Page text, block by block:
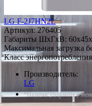
LG F-2J7HN2L
Артикул:276405
Габариты ШxГxВ:
Максимальная загрузка
Класс
Производитель:
LG
*Наличие уточняйте у